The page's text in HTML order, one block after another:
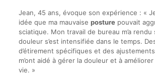
Jean, 45 ans, évoque son expérience : «
idée que ma mauvaise posturepouvait
sciatique. Mon travail de bureau m’a
douleur s’est intensifiée dans le temps.
d’étirement spécifiques et des
m’ont aidé à gérer la douleur et à
vie. »